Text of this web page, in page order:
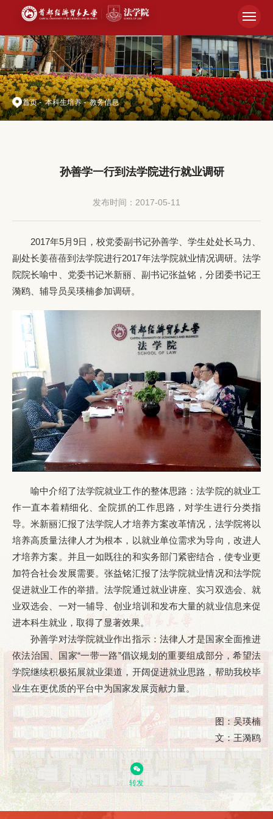
首页- 本科生培养- 教务信息
孙善学一行到法学院进行就业调研
发布时间：2017-05-11
2017年5月9日，校党委副书记孙善学、学生处处长马力、
副处长姜蓓蓓到法学院进行2017年法学院就业情况调研。法学
院院长喻中、党委书记米新丽、副书记张益铭，分团委书记王
漪鸥、辅导员吴瑛楠参加调研。
喻中介绍了法学院就业工作的整体思路：法学院的就业工
作一直本着精细化、全院抓的工作思路，对学生进行分类指
导。米新丽汇报了法学院人才培养方案改革情况，法学院将以
培养高质量法律人才为根本，以就业单位需求为导向，改进人
才培养方案。并且一如既往的和实务部门紧密结合，使专业更
加符合社会发展需要。张益铭汇报了法学院就业情况和法学院
促进就业工作的举措。法学院通过就业讲座、实习双选会、就
业双选会、一对一辅导、创业培训和发布大量的就业信息来促
进本科生就业，取得了显著效果。
孙善学对法学院就业作出指示：法律人才是国家全面推进
依法治国、国家“一带一路”倡议规划的重要组成部分，希望法
学院继续积极拓展就业渠道，开阔促进就业思路，帮助我校毕
业生在更优质的平台中为国家发展贡献力量。
图：吴瑛楠
文：王漪鸥
转发